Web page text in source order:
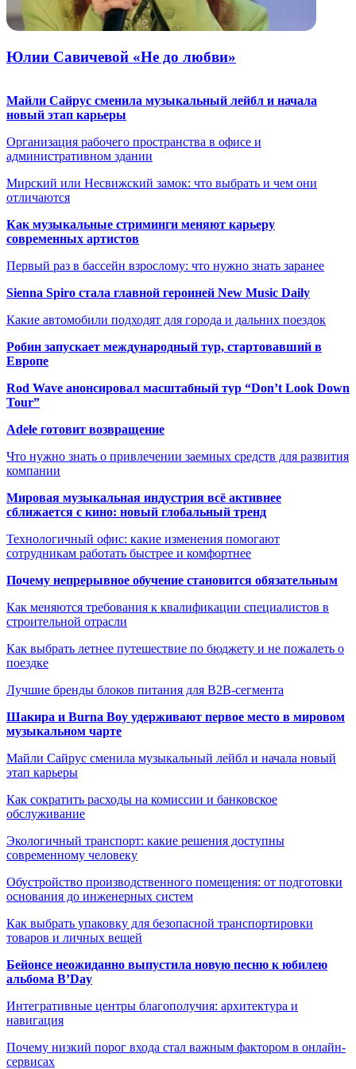
Юлии Савичевой «Не до любви»
Майли Сайрус сменила музыкальный лейбл и начала
новый этап карьеры
Организация рабочего пространства в офисе и
административном здании
Мирский или Несвижский замок: что выбрать и чем они
отличаются
Как музыкальные стриминги меняют карьеру
современных артистов
Первый раз в бассейн взрослому: что нужно знать заранее
Sienna Spiro стала главной героиней New Music Daily
Какие автомобили подходят для города и дальних поездок
Робин запускает международный тур, стартовавший в
Европе
Rod Wave анонсировал масштабный тур “Don’t Look Down
Tour”
Adele готовит возвращение
Что нужно знать о привлечении заемных средств для развития
компании
Мировая музыкальная индустрия всё активнее
сближается с кино: новый глобальный тренд
Технологичный офис: какие изменения помогают
сотрудникам работать быстрее и комфортнее
Почему непрерывное обучение становится обязательным
Как меняются требования к квалификации специалистов в
строительной отрасли
Как выбрать летнее путешествие по бюджету и не пожалеть о
поездке
Лучшие бренды блоков питания для B2B-сегмента
Шакира и Burna Boy удерживают первое место в мировом
музыкальном чарте
Майли Сайрус сменила музыкальный лейбл и начала новый
этап карьеры
Как сократить расходы на комиссии и банковское
обслуживание
Экологичный транспорт: какие решения доступны
современному человеку
Обустройство производственного помещения: от подготовки
основания до инженерных систем
Как выбрать упаковку для безопасной транспортировки
товаров и личных вещей
Бейонсе неожиданно выпустила новую песню к юбилею
альбома B’Day
Интегративные центры благополучия: архитектура и
навигация
Почему низкий порог входа стал важным фактором в онлайн-
сервисах